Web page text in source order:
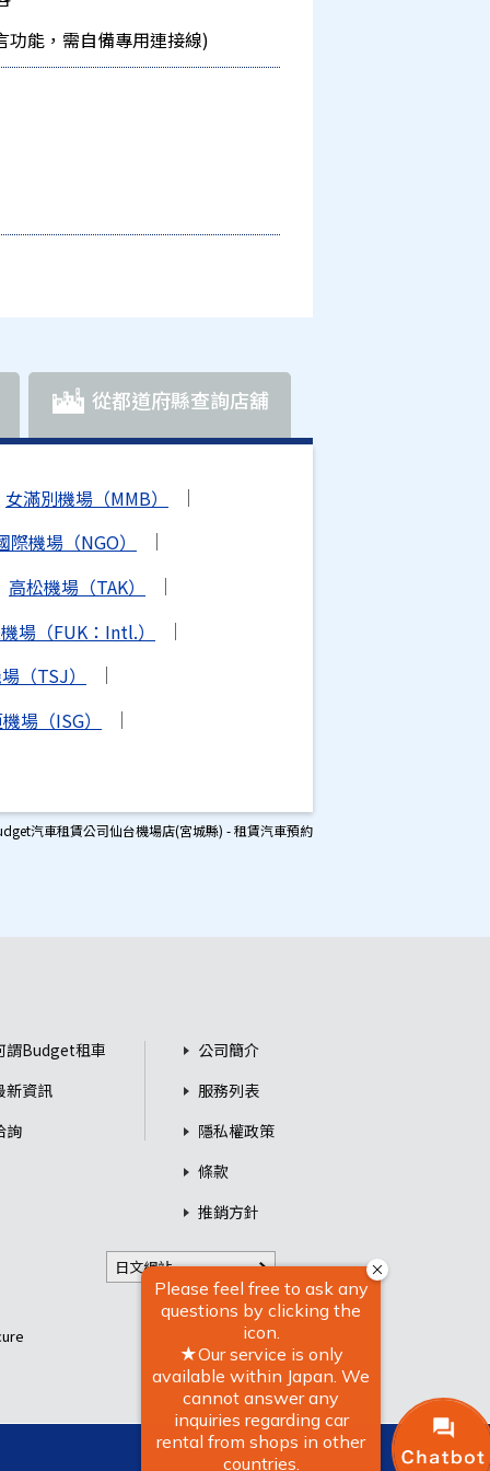
能，需自備專用連接線)
從都道府縣查詢店舖
女滿別機場（MMB）
際機場（NGO）
高松機場（TAK）
場（FUK：Intl.）
（TSJ）
場（ISG）
汽車租賃公司仙台機場店(宮城縣) - 租賃汽車預約
謂Budget租車
新資訊
詢
公司簡介
服務列表
隱私權政策
條款
推銷方針
日文網站